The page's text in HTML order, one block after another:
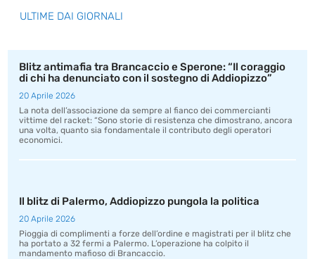
ULTIME DAI GIORNALI
Blitz antimafia tra Brancaccio e Sperone: “Il coraggio
di chi ha denunciato con il sostegno di Addiopizzo”
20 Aprile 2026
La nota dell’associazione da sempre al fianco dei commercianti
vittime del racket: “Sono storie di resistenza che dimostrano, ancora
una volta, quanto sia fondamentale il contributo degli operatori
economici.
Il blitz di Palermo, Addiopizzo pungola la politica
20 Aprile 2026
Pioggia di complimenti a forze dell’ordine e magistrati per il blitz che
ha portato a 32 fermi a Palermo. L’operazione ha colpito il
mandamento mafioso di Brancaccio.